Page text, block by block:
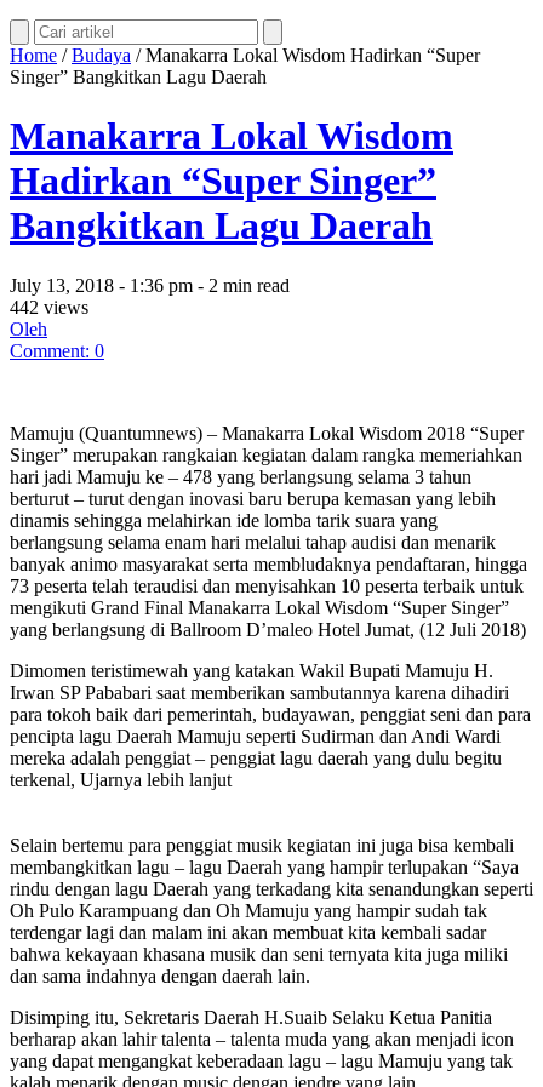
Home /Budaya /Manakarra Lokal Wisdom Hadirkan “Super
Singer” Bangkitkan Lagu Daerah
Manakarra Lokal Wisdom
Hadirkan “Super Singer”
Bangkitkan Lagu Daerah
July 13, 2018 - 1:36 pm - 2 min read
442 views
Oleh
Comment: 0
Mamuju (Quantumnews) – Manakarra Lokal Wisdom 2018 “Super
Singer” merupakan rangkaian kegiatan dalam rangka memeriahkan
hari jadi Mamuju ke – 478 yang berlangsung selama 3 tahun
berturut – turut dengan inovasi baru berupa kemasan yang lebih
dinamis sehingga melahirkan ide lomba tarik suara yang
berlangsung selama enam hari melalui tahap audisi dan menarik
banyak animo masyarakat serta membludaknya pendaftaran, hingga
73 peserta telah teraudisi dan menyisahkan 10 peserta terbaik untuk
mengikuti Grand Final Manakarra Lokal Wisdom “Super Singer”
yang berlangsung di Ballroom D’maleo Hotel Jumat, (12 Juli 2018)
Dimomen teristimewah yang katakan Wakil Bupati Mamuju H.
Irwan SP Pababari saat memberikan sambutannya karena dihadiri
para tokoh baik dari pemerintah, budayawan, penggiat seni dan para
pencipta lagu Daerah Mamuju seperti Sudirman dan Andi Wardi
mereka adalah penggiat – penggiat lagu daerah yang dulu begitu
terkenal, Ujarnya lebih lanjut
Selain bertemu para penggiat musik kegiatan ini juga bisa kembali
membangkitkan lagu – lagu Daerah yang hampir terlupakan “Saya
rindu dengan lagu Daerah yang terkadang kita senandungkan seperti
Oh Pulo Karampuang dan Oh Mamuju yang hampir sudah tak
terdengar lagi dan malam ini akan membuat kita kembali sadar
bahwa kekayaan khasana musik dan seni ternyata kita juga miliki
dan sama indahnya dengan daerah lain.
Disimping itu, Sekretaris Daerah H.Suaib Selaku Ketua Panitia
berharap akan lahir talenta – talenta muda yang akan menjadi icon
yang dapat mengangkat keberadaan lagu – lagu Mamuju yang tak
kalah menarik dengan music dengan jendre yang lain